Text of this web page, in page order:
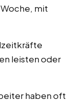
mit
leisten oder
haben oft